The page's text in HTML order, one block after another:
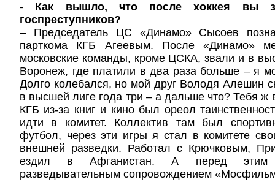
- Как вышло, что после хоккея вы
госпреступников?
– Председатель ЦС «Динамо» Сысоев
парткома КГБ Агеевым. После «Динамо»
московские команды, кроме ЦСКА, звали и в
Воронеж, где платили в два раза больше – я
Долго колебался, но мой друг Володя Алешин
в высшей лиге года три – а дальше что? Тебя ж
КГБ из-за книг и кино был ореол
идти в комитет. Коллектив там был
футбол, через эти игры я стал в комитете
внешней разведки. Работал с Крючковым,
ездил в Афганистан. А перед этим
разведывательным сопровождением